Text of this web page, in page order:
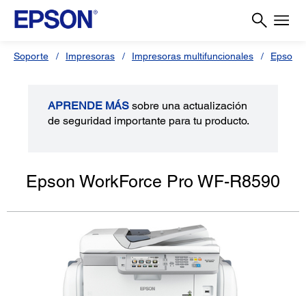
Soporte Impresoras Impresoras multifuncionales Epson
APRENDE MÁS sobre una actualización
de seguridad importante para tu producto.
Epson WorkForce Pro WF-R8590